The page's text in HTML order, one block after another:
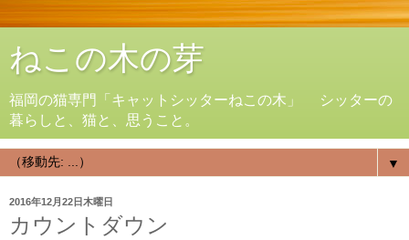
ねこの木の芽
福岡の猫専門「キャットシッターねこの木」 シッターの
暮らしと、猫と、思うこと。
▼
2016年12月22日木曜日
カウントダウン